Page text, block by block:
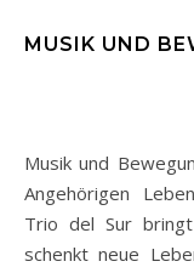
MUSIK UND
Musik und Bewegung für Menschen mit Demenz und ihre
Angehörigen
Trio del Sur
schenkt neue